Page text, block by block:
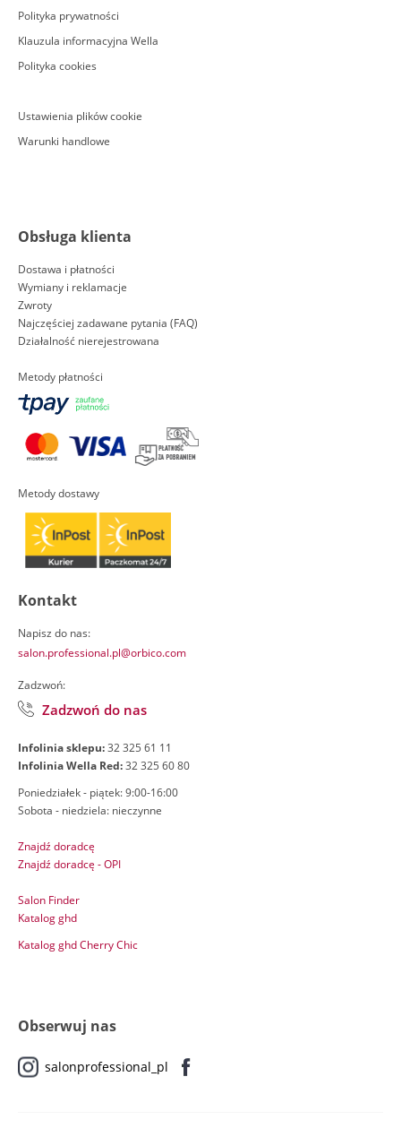
Polityka prywatności
Klauzula informacyjna Wella
Polityka cookies
Ustawienia plików cookie
Warunki handlowe
Obsługa klienta
Dostawa i płatności
Wymiany i reklamacje
Zwroty
Najczęściej zadawane pytania (FAQ)
Działalność nierejestrowana
Metody płatności
Metody dostawy
Kontakt
Napisz do nas:
salon.professional.pl@orbico.com
Zadzwoń:
Zadzwoń do nas
Infolinia sklepu:32 325 61 11
Infolinia Wella Red:32 325 60 80
Poniedziałek - piątek: 9:00-16:00
Sobota - niedziela: nieczynne
Znajdź doradcę
Znajdź doradcę - OPI
Salon Finder
Katalog ghd
Katalog ghd Cherry Chic
Obserwuj nas
salonprofessional_pl